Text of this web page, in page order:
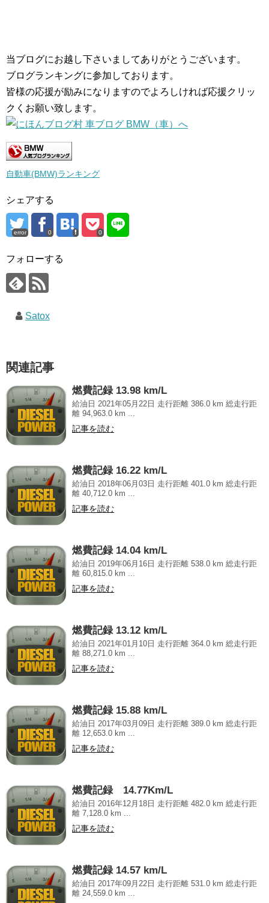
当ブログにお越し下さいましてありがとうございます。
ブログランキングに参加しております。
皆様の応援が励みになりますのでよろしければ応援クリッ
クくお願い致します。
自動車(BMW)ランキング
シェアする
error 0 0
フォローする
Satox
関連記事
燃費記録 13.98 km/L
給油日 2021年05月22日 走行距離 386.0 km 総走行距
離 94,963.0 km ...
記事を読む
燃費記録 16.22 km/L
給油日 2018年06月03日 走行距離 401.0 km 総走行距
離 40,712.0 km ...
記事を読む
燃費記録 14.04 km/L
給油日 2019年06月16日 走行距離 538.0 km 総走行距
離 60,815.0 km ...
記事を読む
燃費記録 13.12 km/L
給油日 2021年01月10日 走行距離 364.0 km 総走行距
離 88,271.0 km ...
記事を読む
燃費記録 15.88 km/L
給油日 2017年03月09日 走行距離 389.0 km 総走行距
離 12,653.0 km ...
記事を読む
燃費記録 14.77Km/L
給油日 2016年12月18日 走行距離 482.0 km 総走行距
離 7,128.0 km ...
記事を読む
燃費記録 14.57 km/L
給油日 2017年09月22日 走行距離 531.0 km 総走行距
離 24,559.0 km ...